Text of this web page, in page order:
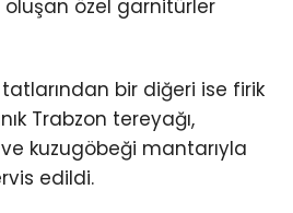
özel garnitürler
bir diğeri ise firik
Trabzon tereyağı,
kuzugöbeği mantarıyla
edildi.